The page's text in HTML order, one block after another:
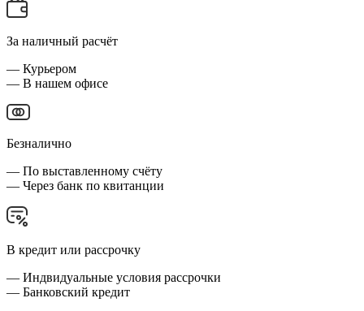
За наличный расчёт
— Курьером
— В нашем офисе
Безналично
— По выставленному счёту
— Через банк по квитанции
В кредит или рассрочку
— Индвидуальные условия рассрочки
— Банковский кредит